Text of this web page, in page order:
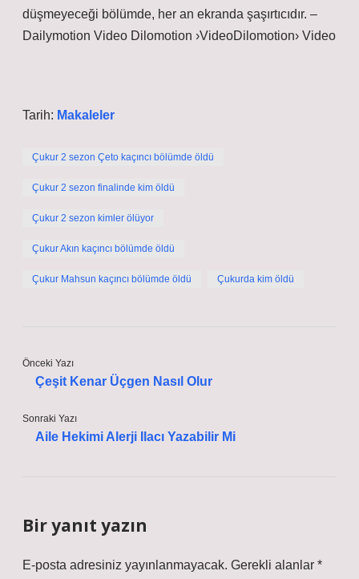
düşmeyeceği bölümde, her an ekranda şaşırtıcıdır. –
Dailymotion Video Dilomotion ›VideoDilomotion› Video
Tarih: Makaleler
Çukur 2 sezon Çeto kaçıncı bölümde öldü
Çukur 2 sezon finalinde kim öldü
Çukur 2 sezon kimler ölüyor
Çukur Akın kaçıncı bölümde öldü
Çukur Mahsun kaçıncı bölümde öldü Çukurda kim öldü
Önceki Yazı
Çeşit Kenar Üçgen Nasıl Olur
Sonraki Yazı
Aile Hekimi Alerji Ilacı Yazabilir Mi
Bir yanıt yazın
E-posta adresiniz yayınlanmayacak. Gerekli alanlar *